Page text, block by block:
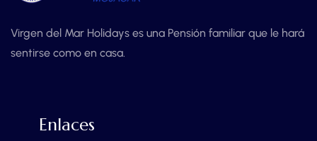
Virgen del Mar Holidays es una Pensión familiar que le hará
sentirse como en casa.
Enlaces